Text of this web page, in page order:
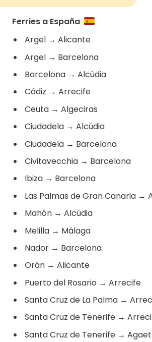
Ferries a España
Argel → Alicante
Argel → Barcelona
Barcelona → Alcúdia
Cádiz → Arrecife
Ceuta → Algeciras
Ciudadela → Alcúdia
Ciudadela → Barcelona
Civitavecchia → Barcelona
Ibiza → Barcelona
Las Palmas de Gran Canaria →
Mahón → Alcúdia
Melilla → Málaga
Nador → Barcelona
Orán → Alicante
Puerto del Rosario → Arrecife
Santa Cruz de La Palma →
Santa Cruz de Tenerife →
Santa Cruz de Tenerife →